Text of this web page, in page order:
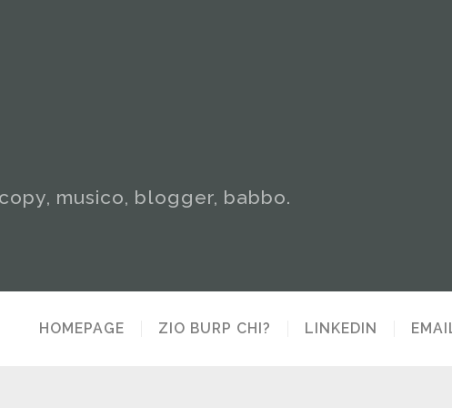
musico, blogger, babbo.
HOMEPAGE ZIO BURP CHI? LINKEDIN